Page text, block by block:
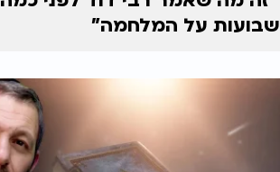
שבועות על המלחמה"